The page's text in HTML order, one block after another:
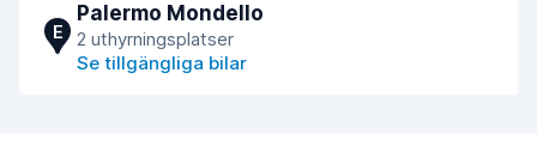
E
Palermo Mondello
2 uthyrningsplatser
Se tillgängliga bilar